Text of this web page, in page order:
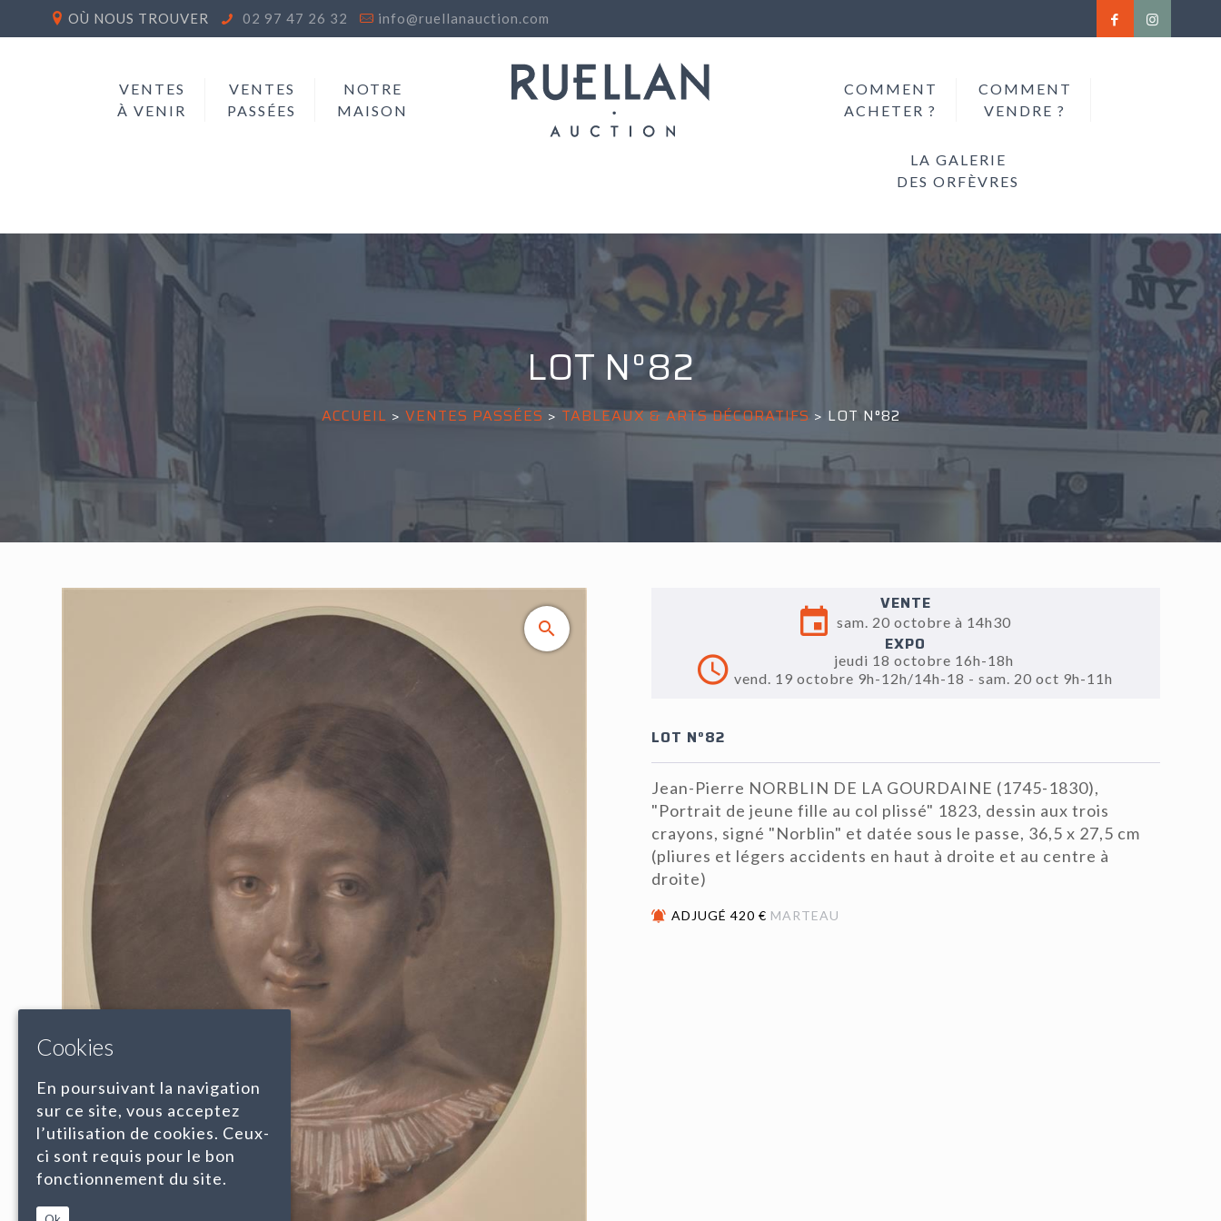
OÙ NOUS TROUVER 02 97 47 26 32 info@ruellanauction.com
VENTES
À VENIR
VENTES
PASSÉES
NOTRE
MAISON
COMMENT
ACHETER ?
COMMENT
VENDRE ?
LA GALERIE
DES ORFÈVRES
LOT N°82
ACCUEIL > VENTES PASSÉES > TABLEAUX & ARTS DÉCORATIFS > LOT N°82
VENTE
sam. 20 octobre à 14h30
EXPO
jeudi 18 octobre 16h-18h
vend. 19 octobre 9h-12h/14h-18 - sam. 20 oct 9h-11h
LOT N°82
Jean-Pierre NORBLIN DE LA GOURDAINE (1745-1830),
"Portrait de jeune fille au col plissé" 1823, dessin aux trois
crayons, signé "Norblin" et datée sous le passe, 36,5 x 27,5 cm
(pliures et légers accidents en haut à droite et au centre à
droite)
ADJUGÉ 420 € MARTEAU
Cookies
En poursuivant la navigation
sur ce site, vous acceptez
l’utilisation de cookies. Ceux-
ci sont requis pour le bon
fonctionnement du site.